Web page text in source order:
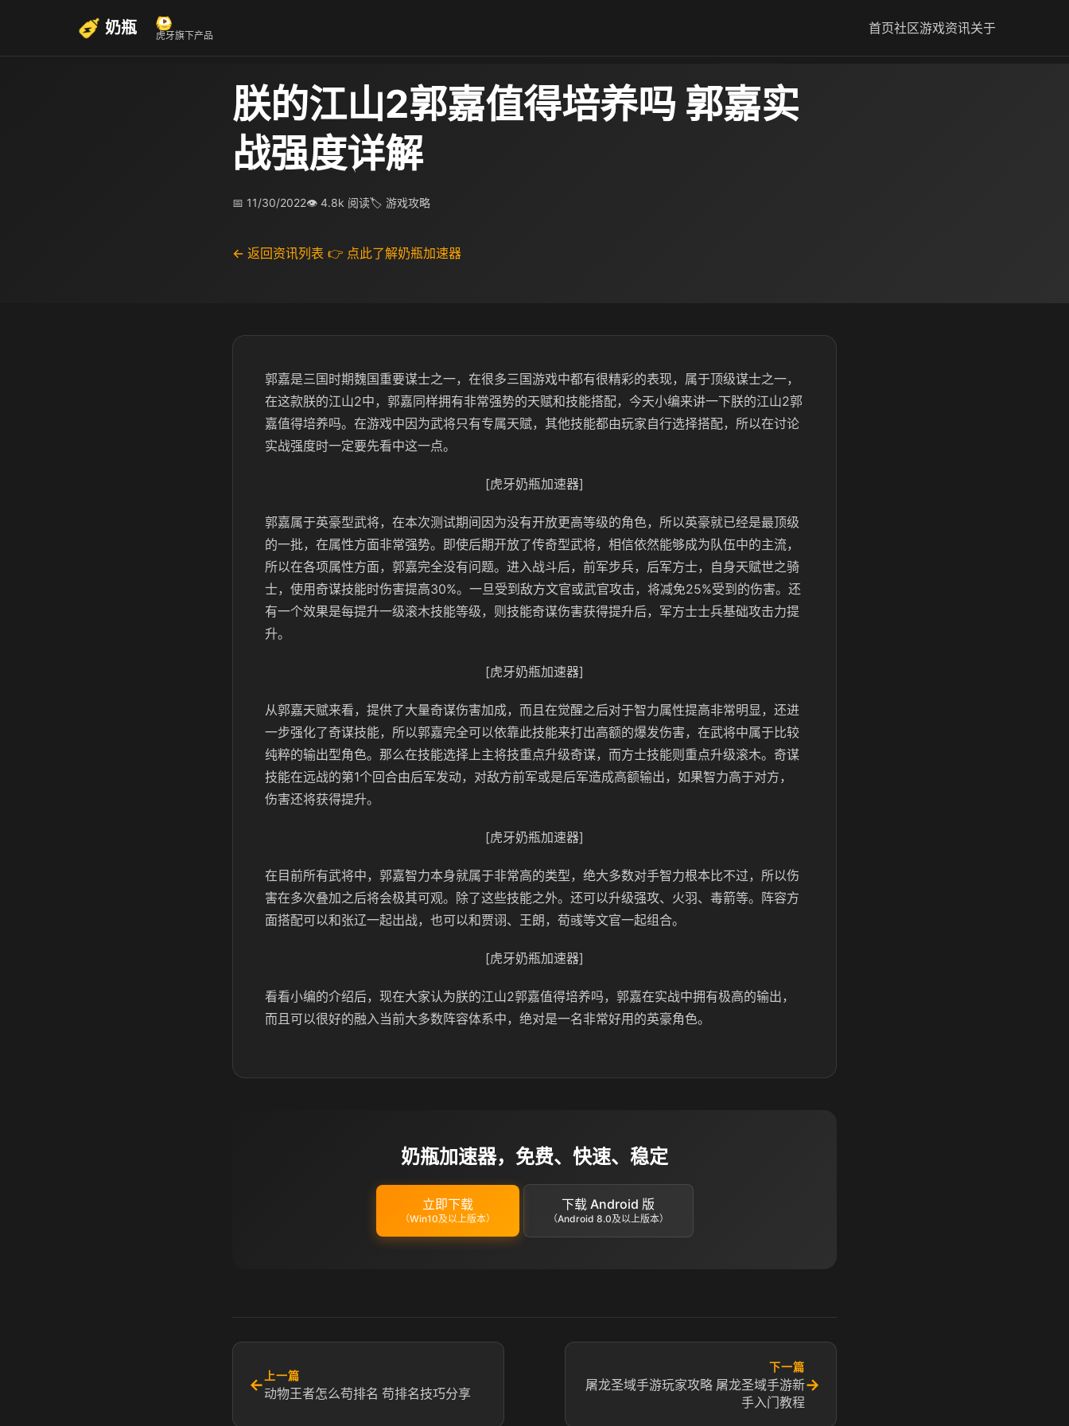
奶瓶 虎牙旗下产品 首页社区游戏资讯关于
朕的江山2郭嘉值得培养吗 郭嘉实
战强度详解
📅 11/30/2022👁 4.8k 阅读🏷 游戏攻略
← 返回资讯列表 👉 点此了解奶瓶加速器
郭嘉是三国时期魏国重要谋士之一，在很多三国游戏中都有很精彩的表现，属于顶级谋士之一，
在这款朕的江山2中，郭嘉同样拥有非常强势的天赋和技能搭配，今天小编来讲一下朕的江山2郭
嘉值得培养吗。在游戏中因为武将只有专属天赋，其他技能都由玩家自行选择搭配，所以在讨论
实战强度时一定要先看中这一点。
[虎牙奶瓶加速器]
郭嘉属于英豪型武将，在本次测试期间因为没有开放更高等级的角色，所以英豪就已经是最顶级
的一批，在属性方面非常强势。即使后期开放了传奇型武将，相信依然能够成为队伍中的主流，
所以在各项属性方面，郭嘉完全没有问题。进入战斗后，前军步兵，后军方士，自身天赋世之骑
士，使用奇谋技能时伤害提高30%。一旦受到敌方文官或武官攻击，将减免25%受到的伤害。还
有一个效果是每提升一级滚木技能等级，则技能奇谋伤害获得提升后，军方士士兵基础攻击力提
升。
[虎牙奶瓶加速器]
从郭嘉天赋来看，提供了大量奇谋伤害加成，而且在觉醒之后对于智力属性提高非常明显，还进
一步强化了奇谋技能，所以郭嘉完全可以依靠此技能来打出高额的爆发伤害，在武将中属于比较
纯粹的输出型角色。那么在技能选择上主将技重点升级奇谋，而方士技能则重点升级滚木。奇谋
技能在远战的第1个回合由后军发动，对敌方前军或是后军造成高额输出，如果智力高于对方，
伤害还将获得提升。
[虎牙奶瓶加速器]
在目前所有武将中，郭嘉智力本身就属于非常高的类型，绝大多数对手智力根本比不过，所以伤
害在多次叠加之后将会极其可观。除了这些技能之外。还可以升级强攻、火羽、毒箭等。阵容方
面搭配可以和张辽一起出战，也可以和贾诩、王朗，荀彧等文官一起组合。
[虎牙奶瓶加速器]
看看小编的介绍后，现在大家认为朕的江山2郭嘉值得培养吗，郭嘉在实战中拥有极高的输出，
而且可以很好的融入当前大多数阵容体系中，绝对是一名非常好用的英豪角色。
奶瓶加速器，免费、快速、稳定
立即下载
（Win10及以上版本）
下载 Android 版
（Android 8.0及以上版本）
← 上一篇
动物王者怎么苟排名 苟排名技巧分享
下一篇
屠龙圣域手游玩家攻略 屠龙圣域手游新
手入门教程
→